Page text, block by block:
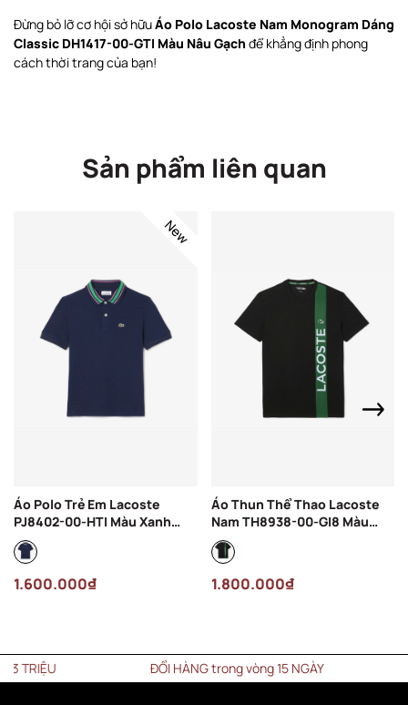
Đừng bỏ lỡ cơ hội sở hữuÁo Polo Lacoste Nam Monogram Dáng
Classic DH1417-00-GTI Màu Nâu Gạch để khẳng định phong
cách thời trang của bạn!
Sản phẩm liên quan
New
Áo Polo Trẻ Em Lacoste
PJ8402-00-HTI Màu Xanh
Navy
1.600.000₫
Áo Thun Thể Thao Lacoste
Nam TH8938-00-GI8 Màu
Đen
1.800.000₫
ĐỔI HÀNG trong vòng 15 NGÀY